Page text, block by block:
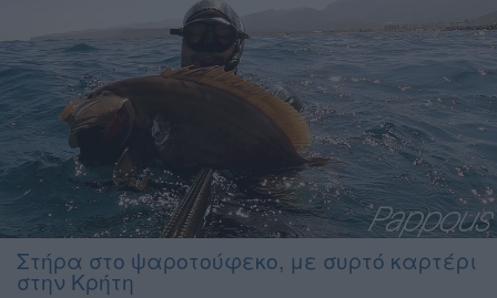
Στήρα στο ψαροτούφεκο, με συρτό καρτέρι
στην Κρήτη